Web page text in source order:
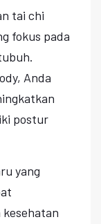
tai chi
fokus pada
Anda
postur
yang